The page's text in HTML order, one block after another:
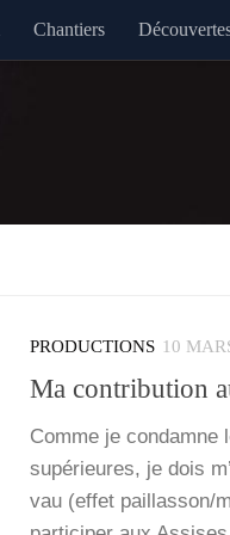
Chantiers
PRODUCTIONS 10
Ma contribution
Comme je condamne
supé­rieures, je dois
vau (effet paillasson/